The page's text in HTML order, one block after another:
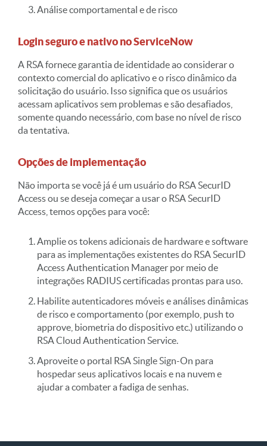
Análise comportamental e de risco
Login seguro e nativo no ServiceNow
A RSA fornece garantia de identidade ao considerar o
contexto comercial do aplicativo e o risco dinâmico da
solicitação do usuário. Isso significa que os usuários
acessam aplicativos sem problemas e são desafiados,
somente quando necessário, com base no nível de risco
da tentativa.
Opções de implementação
Não importa se você já é um usuário do RSA SecurID
Access ou se deseja começar a usar o RSA SecurID
Access, temos opções para você:
Amplie os tokens adicionais de hardware e software
para as implementações existentes do RSA SecurID
Access Authentication Manager por meio de
integrações RADIUS certificadas prontas para uso.
Habilite autenticadores móveis e análises dinâmicas
de risco e comportamento (por exemplo, push to
approve, biometria do dispositivo etc.) utilizando o
RSA Cloud Authentication Service.
Aproveite o portal RSA Single Sign-On para
hospedar seus aplicativos locais e na nuvem e
ajudar a combater a fadiga de senhas.